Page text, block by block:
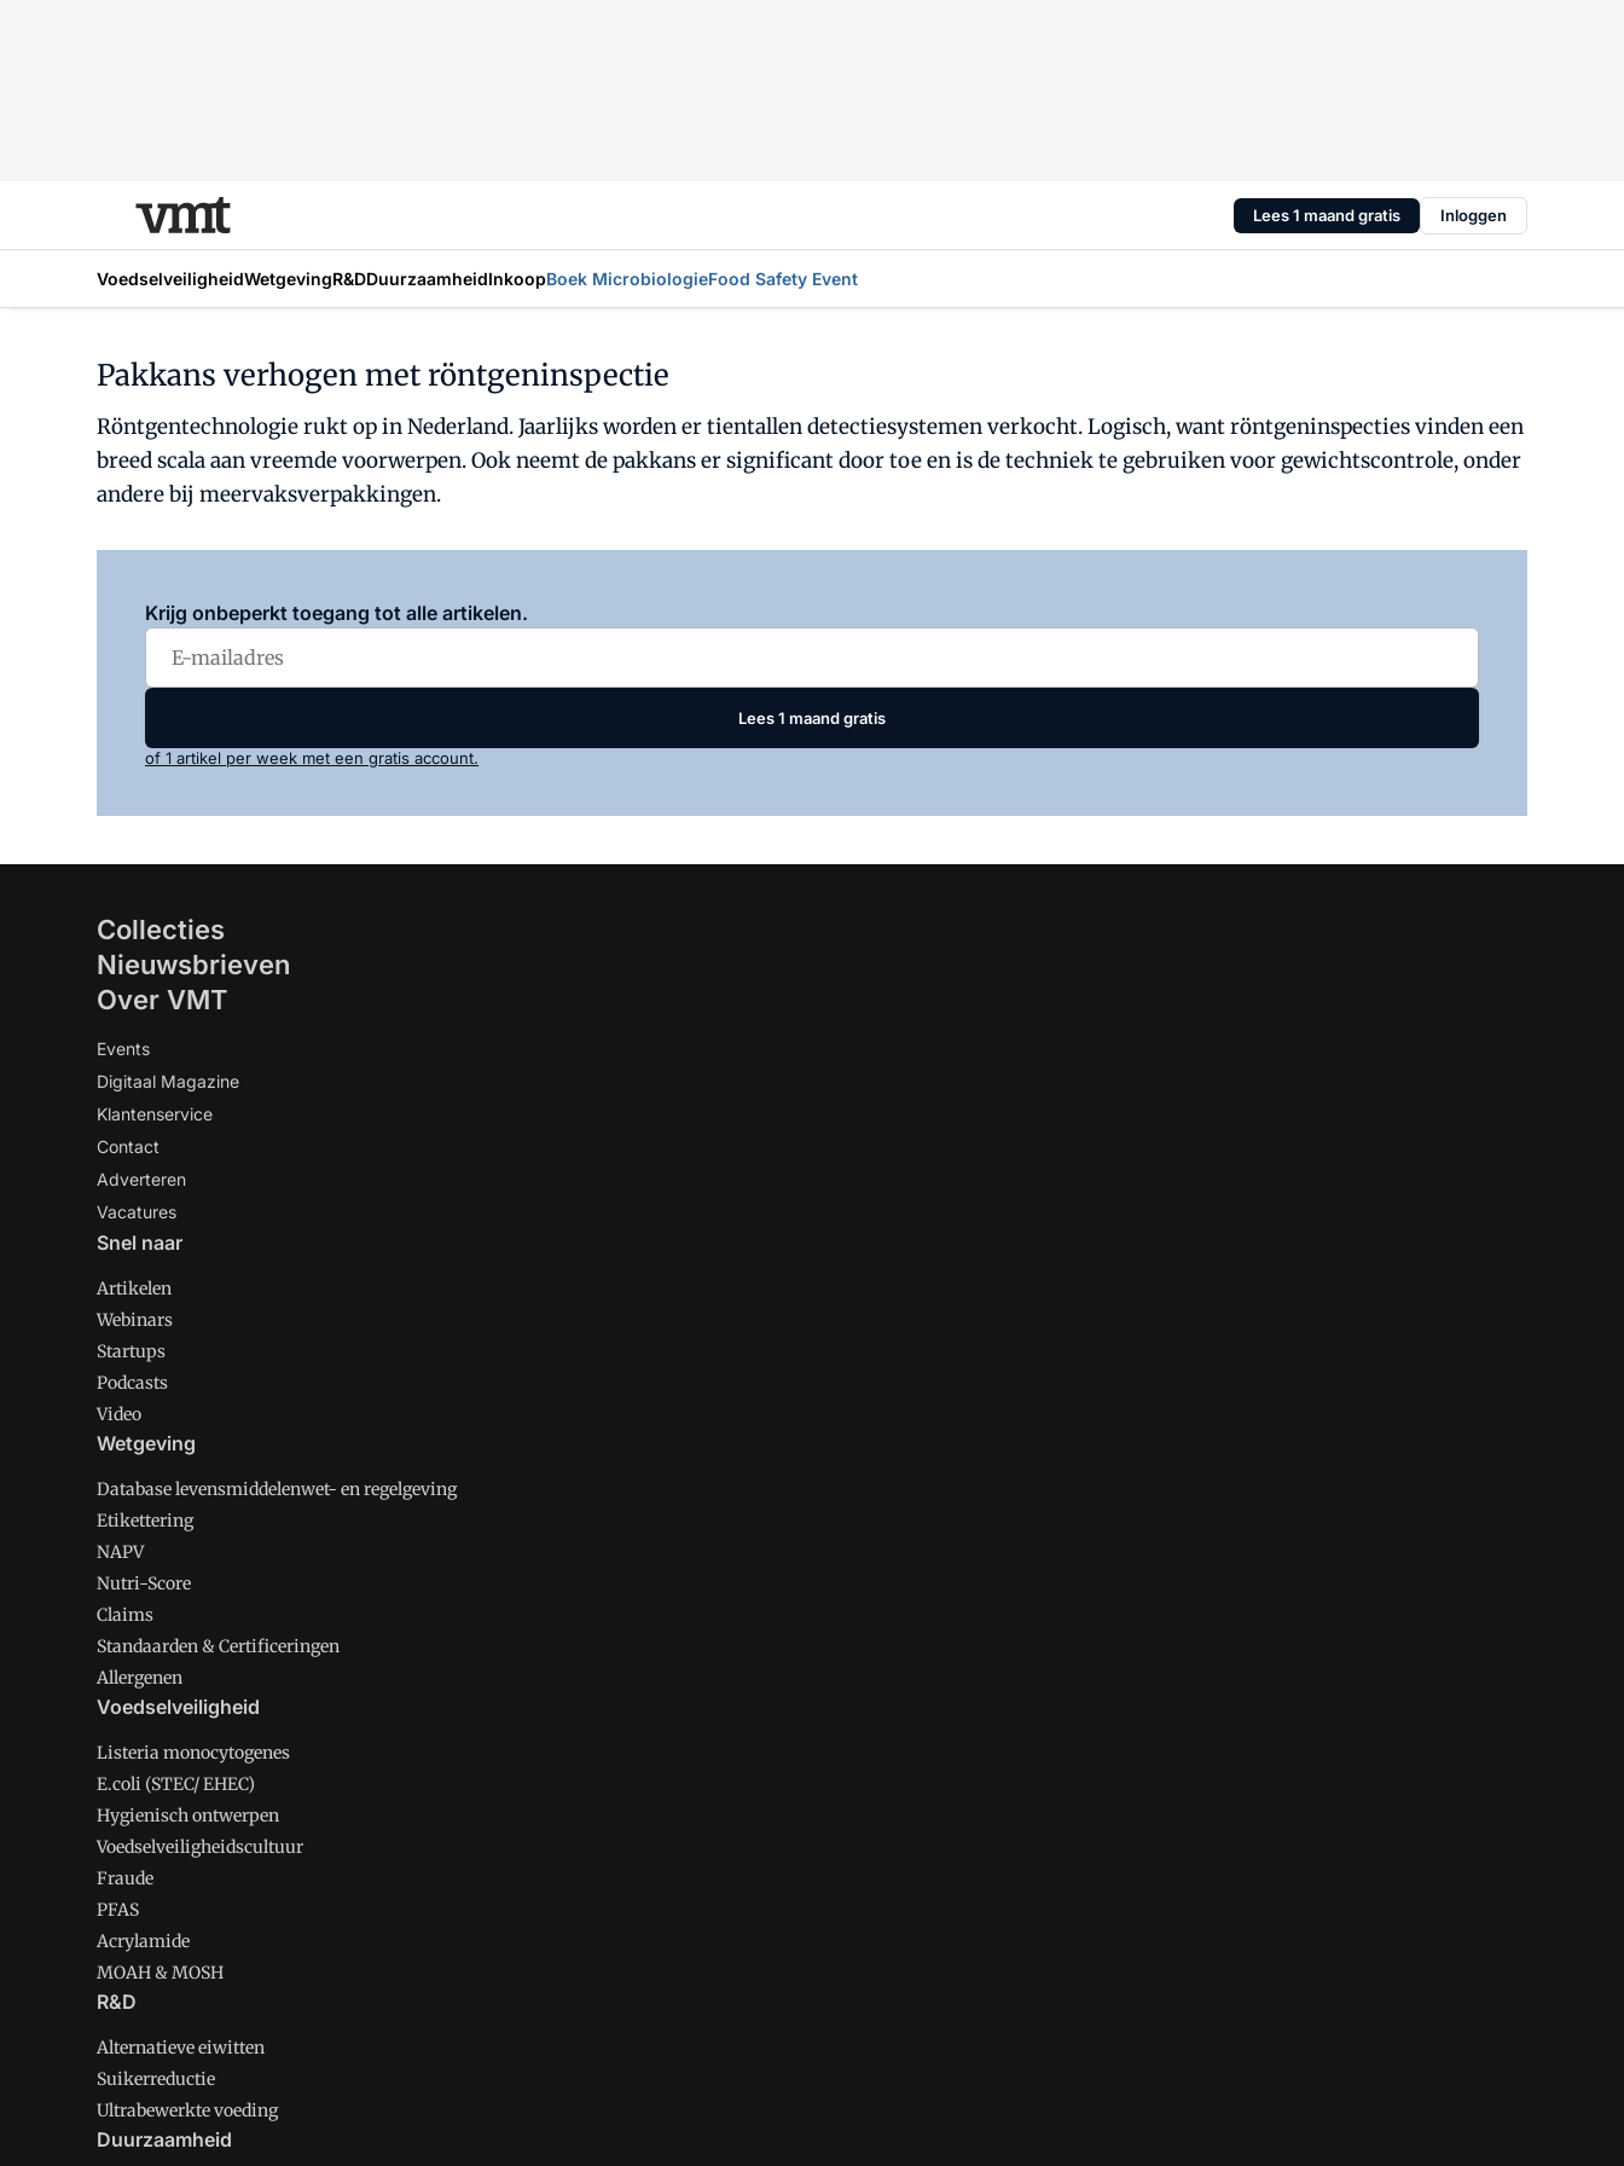
Lees 1 maand gratis Inloggen
VoedselveiligheidWetgevingR&DDuurzaamheidInkoopBoek MicrobiologieFood Safety Event
Pakkans verhogen met röntgeninspectie
Röntgentechnologie rukt op in Nederland. Jaarlijks worden er tientallen detectiesystemen verkocht. Logisch, want röntgeninspecties vinden een
breed scala aan vreemde voorwerpen. Ook neemt de pakkans er significant door toe en is de techniek te gebruiken voor gewichtscontrole, onder
andere bij meervaksverpakkingen.
Krijg onbeperkt toegang tot alle artikelen.
Lees 1 maand gratis
of 1 artikel per week met een gratis account.
Collecties
Nieuwsbrieven
Over VMT
Events
Digitaal Magazine
Klantenservice
Contact
Adverteren
Vacatures
Snel naar
Artikelen
Webinars
Startups
Podcasts
Video
Wetgeving
Database levensmiddelenwet- en regelgeving
Etikettering
NAPV
Nutri-Score
Claims
Standaarden & Certificeringen
Allergenen
Voedselveiligheid
Listeria monocytogenes
E.coli (STEC/ EHEC)
Hygienisch ontwerpen
Voedselveiligheidscultuur
Fraude
PFAS
Acrylamide
MOAH & MOSH
R&D
Alternatieve eiwitten
Suikerreductie
Ultrabewerkte voeding
Duurzaamheid